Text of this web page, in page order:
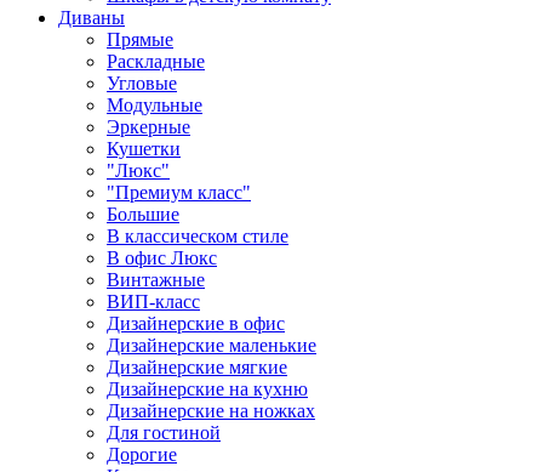
Диваны
Прямые
Раскладные
Угловые
Модульные
Эркерные
Кушетки
"Люкс"
"Премиум класс"
Большие
В классическом стиле
В офис Люкс
Винтажные
ВИП-класс
Дизайнерские в офис
Дизайнерские маленькие
Дизайнерские мягкие
Дизайнерские на кухню
Дизайнерские на ножках
Для гостиной
Дорогие